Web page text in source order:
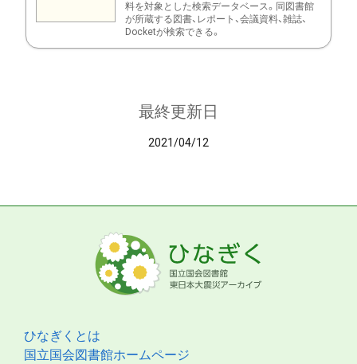
料を対象とした検索データベース。同図書館
が所蔵する図書、レポート、会議資料、雑誌、
Docketが検索できる。
最終更新日
2021/04/12
ひなぎくとは
国立国会図書館ホームページ